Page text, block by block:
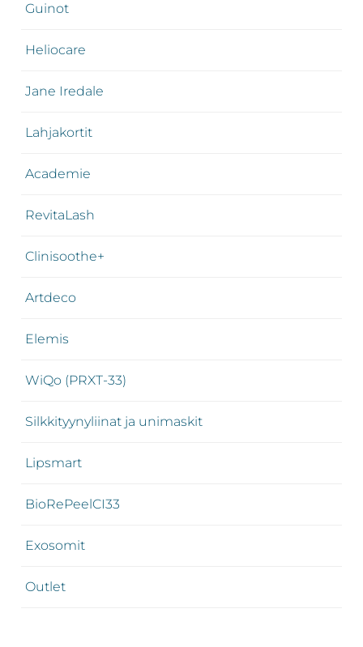
Guinot
Heliocare
Jane Iredale
Lahjakortit
Academie
RevitaLash
Clinisoothe+
Artdeco
Elemis
WiQo (PRXT-33)
Silkkityynyliinat ja unimaskit
Lipsmart
BioRePeelCI33
Exosomit
Outlet